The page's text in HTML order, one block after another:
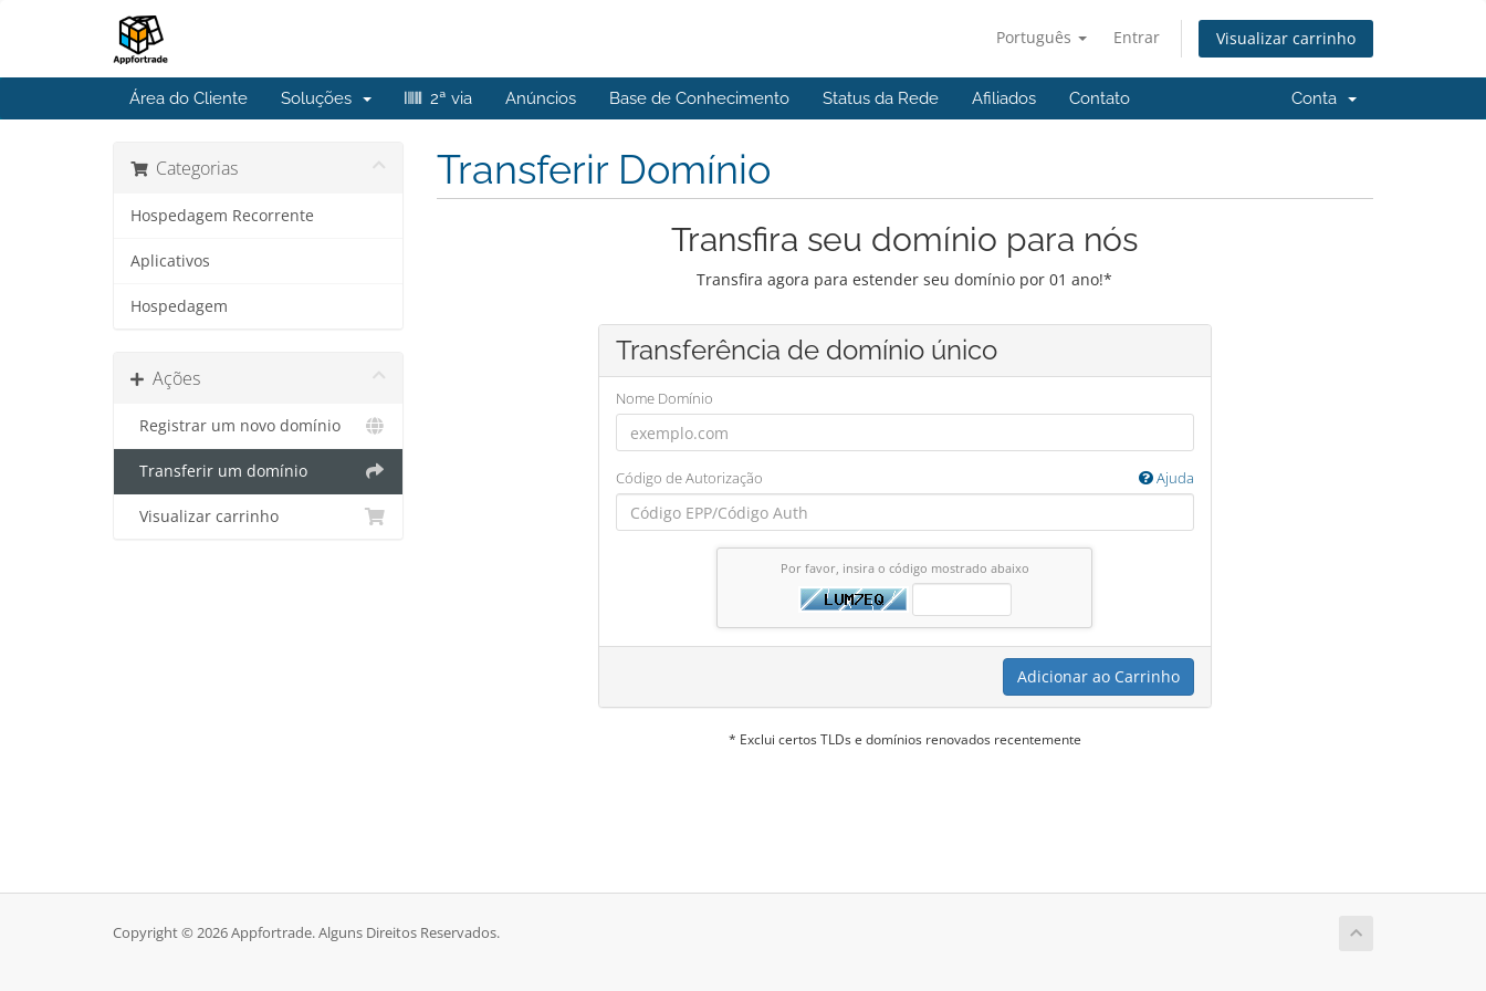
Português Entrar Visualizar carrinho
Área do Cliente Soluções 2ª via Anúncios Base de Conhecimento Status da Rede Afiliados Contato Conta
Categorias
Hospedagem Recorrente
Aplicativos
Hospedagem
Ações
Registrar um novo domínio
Transferir um domínio
Visualizar carrinho
Transferir Domínio
Transfira seu domínio para nós
Transfira agora para estender seu domínio por 01 ano!*
Transferência de domínio único
Nome Domínio
Código de Autorização Ajuda
Por favor, insira o código mostrado abaixo
Adicionar ao Carrinho
* Exclui certos TLDs e domínios renovados recentemente
Copyright © 2026 Appfortrade. Alguns Direitos Reservados.